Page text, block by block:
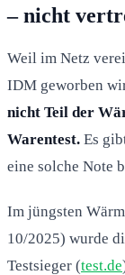
– nicht
Weil im Netz
IDM geworben
nicht Teil der
Warentest. Es
eine solche Note
Im jüngsten
10/2025) wurde
Testsieger (test.de